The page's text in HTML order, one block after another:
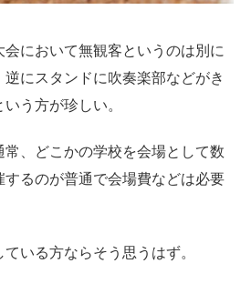
において無観客というのは別に
にスタンドに吹奏楽部などがき
う方が珍しい。
、どこかの学校を会場として数
るのが普通で会場費などは必要
いる方ならそう思うはず。